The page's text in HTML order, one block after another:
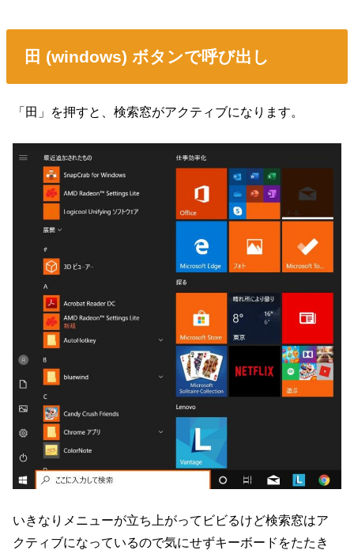
田 (windows) ボタンで呼び出し
「田」を押すと、検索窓がアクティブになります。
いきなりメニューが立ち上がってビビるけど検索窓はア
クティブになっているので気にせずキーボードをたたき